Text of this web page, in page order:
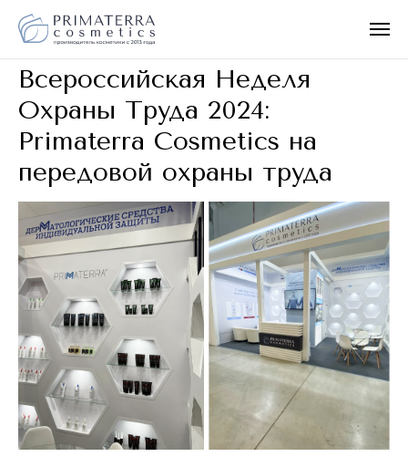
Всероссийская Неделя
Охраны Труда 2024:
Primaterra Cosmetics на
передовой охраны труда